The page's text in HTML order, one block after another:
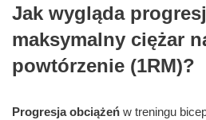
Jak wygląda
maksymalny ciężar
powtórzenie (1RM)?
Progresja obciążeń w treningu